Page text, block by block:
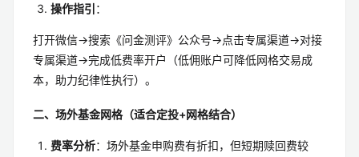
操作指引 ：
打开微信→搜索《问金测评》公众号→点击专属渠道→对接
专属渠道→完成低费率开户（低佣账户可降低网格交易成
本，助力纪律性执行）。
二、场外基金网格（适合定投+网格结合）
费率分析：场外基金申购费有折扣，但短期赎回费较